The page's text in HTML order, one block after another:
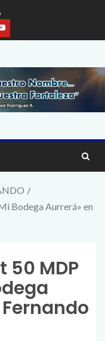
Bodega Aurrerá» en
50 MDP